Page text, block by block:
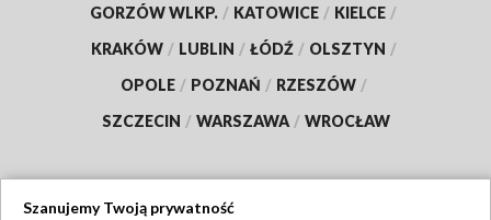
GORZÓW WLKP. / KATOWICE / KIELCE /
KRAKÓW / LUBLIN / ŁÓDŹ / OLSZTYN /
OPOLE / POZNAŃ / RZESZÓW /
SZCZECIN / WARSZAWA / WROCŁAW
Szanujemy Twoją prywatność